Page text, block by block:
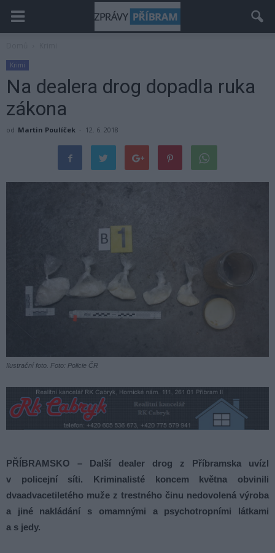
Krimi
Na dealera drog dopadla ruka
zákona
od Martin Poulíček - 12. 6. 2018
Ilustrační foto. Foto: Policie ČR
PŘÍBRAMSKO – Další dealer drog z Příbramska uvízl
v policejní síti. Kriminalisté koncem května obvinili
dvaadvacetiletého muže z trestného činu nedovolená výroba
a jiné nakládání s omamnými a psychotropními látkami
a s jedy.